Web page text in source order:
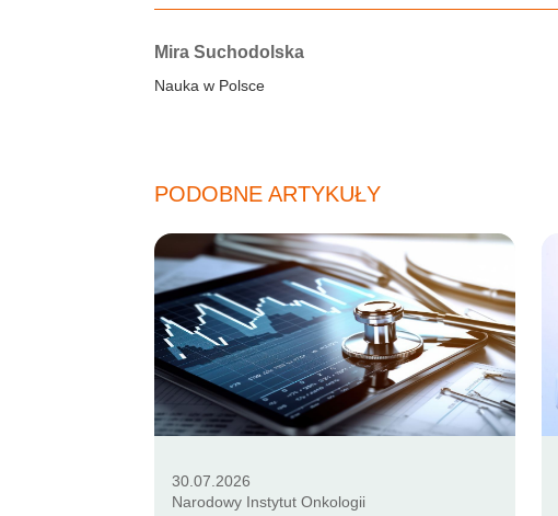
Autorzy:
Mira Suchodolska
Nauka w Polsce
PODOBNE ARTYKUŁY
30.07.2026
Narodowy Instytut Onkologii